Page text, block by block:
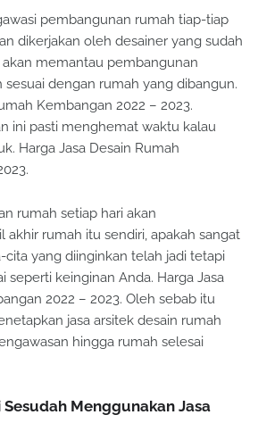
pembangunan rumah tiap-tiap
dikerjakan oleh desainer yang sudah
akan memantau pembangunan
dengan rumah yang dibangun.
Kembangan 2022 – 2023.
ini pasti menghemat waktu kalau
Harga Jasa Desain Rumah
rumah setiap hari akan
rumah itu sendiri, apakah sangat
cita yang diinginkan telah jadi tetapi
seperti keinginan Anda. Harga Jasa
2022 – 2023. Oleh sebab itu
jasa arsitek desain rumah
hingga rumah selesai
Menggunakan Jasa